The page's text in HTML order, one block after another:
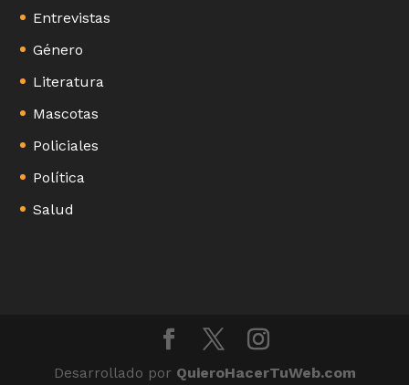
Entrevistas
Género
Literatura
Mascotas
Policiales
Política
Salud
Desarrollado por QuieroHacerTuWeb.com